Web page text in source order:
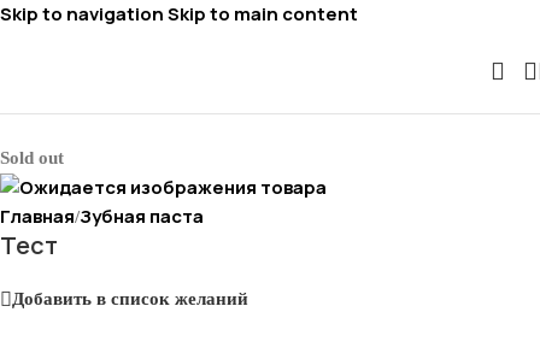
Skip to navigationSkip to main content
Sold out
Главная/Зубная паста
Тест
Добавить в список желаний